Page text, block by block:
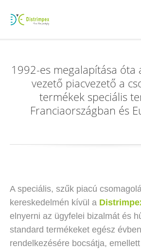
1992-es megalapítása óta
vezető piacvezető a
termékek speciális
Franciaországban és
A speciális, szűk piacú
kereskedelmén kívül a
elnyerni az ügyfelei bizalmát és
standard termékeket egész
rendelkezésére bocsátja,